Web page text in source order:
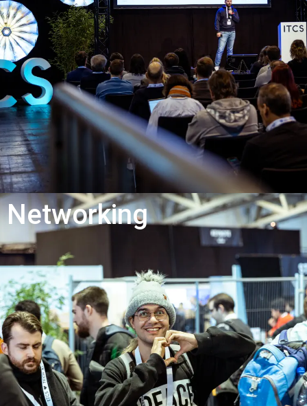
Networking